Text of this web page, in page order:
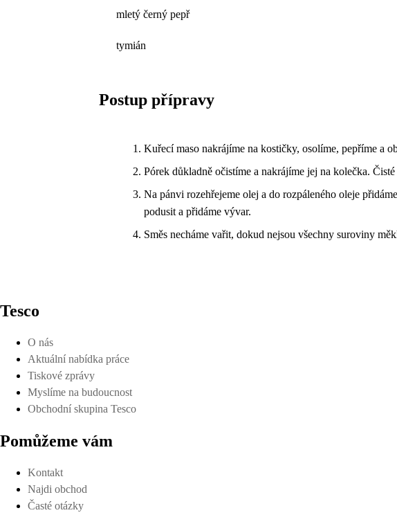
mletý černý pepř
tymián
Postup přípravy
Kuřecí maso nakrájíme na kostičky, osolíme, pepříme a
Pórek důkladně očistíme a nakrájíme jej na kolečka.
Na pánvi rozehřejeme olej a do rozpáleného oleje
podusit a přidáme vývar.
Směs necháme vařit, dokud nejsou všechny suroviny
Tesco
O nás
Aktuální nabídka práce
Tiskové zprávy
Myslíme na budoucnost
Obchodní skupina Tesco
Pomůžeme vám
Kontakt
Najdi obchod
Časté otázky